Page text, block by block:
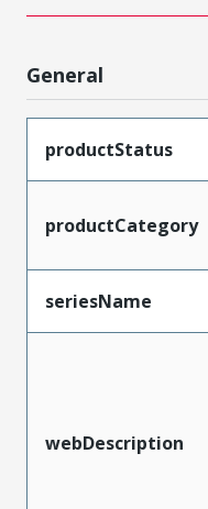
General
productStatus
productCategory
seriesName
webDescription